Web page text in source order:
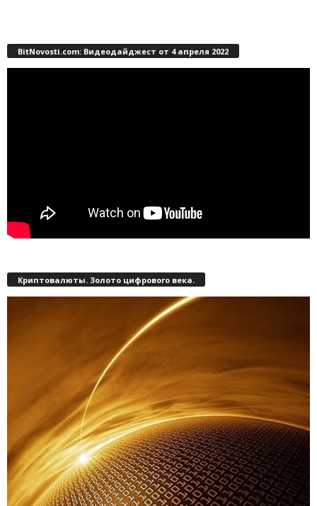
BitNovosti.com: Видеодайджест от 4 апреля 2022
Криптовалюты. Золото цифрового века.